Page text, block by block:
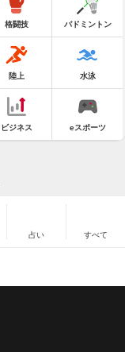
格闘技 バドミントン
陸上 水泳
ビジネス eスポーツ
占い すべて